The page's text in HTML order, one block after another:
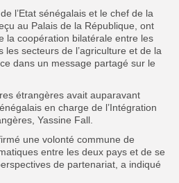
l’Etat sénégalais et le chef de la
au Palais de la République, ont
la coopération bilatérale entre les
secteurs de l’agriculture et de la
dans un message partagé sur le
étrangères avait auparavant
en charge de l’Intégration
Yassine Fall.
une volonté commune de
entre les deux pays et de se
de partenariat, a indiqué